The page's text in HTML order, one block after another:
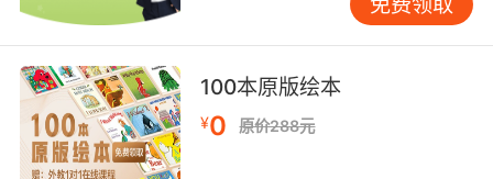
change, ever.
布莱尼亚克不想让他的藏品有一丝改变
100本原版绘本
¥0 原价288元